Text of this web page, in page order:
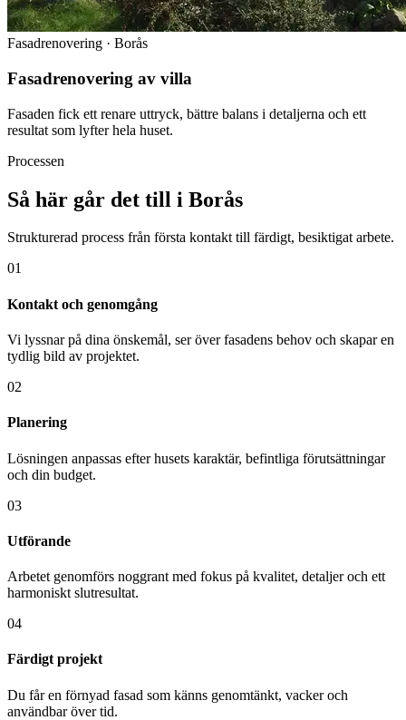
Fasadrenovering · Borås
Fasadrenovering av villa
Fasaden fick ett renare uttryck, bättre balans i detaljerna och ett
resultat som lyfter hela huset.
Processen
Så här går det till i Borås
Strukturerad process från första kontakt till färdigt, besiktigat arbete.
01
Kontakt och genomgång
Vi lyssnar på dina önskemål, ser över fasadens behov och skapar en
tydlig bild av projektet.
02
Planering
Lösningen anpassas efter husets karaktär, befintliga förutsättningar
och din budget.
03
Utförande
Arbetet genomförs noggrant med fokus på kvalitet, detaljer och ett
harmoniskt slutresultat.
04
Färdigt projekt
Du får en förnyad fasad som känns genomtänkt, vacker och
användbar över tid.